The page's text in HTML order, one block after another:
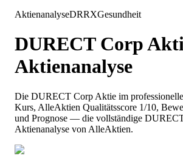
AktienanalyseDRRXGesundheit
DURECT Corp
Aktienanalyse
Die DURECT Corp Aktie im
Kurs, AlleAktien Qualitätsscore 1/10,
und Prognose — die vollständige
Aktienanalyse von AlleAktien.